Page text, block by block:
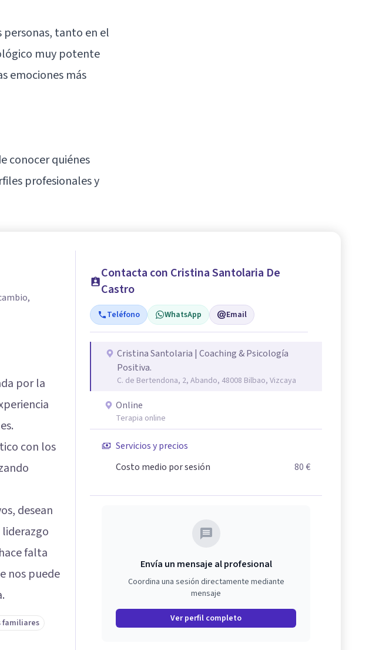
personas, tanto en el
muy potente
emociones más
conocer quiénes
profesionales y
por la
con los
desean
falta
nos puede
familiares
Contacta con Cristina Santolaria De
Castro
Teléfono WhatsApp Email
Cristina Santolaria | Coaching & Psicología
Positiva.
C. de Bertendona, 2, Abando, 48008 Bilbao, Vizcaya
Online
Terapia online
Servicios y precios
Costo medio por sesión
80 €
Envía un mensaje al profesional
Coordina una sesión directamente mediante
mensaje
Ver perfil completo